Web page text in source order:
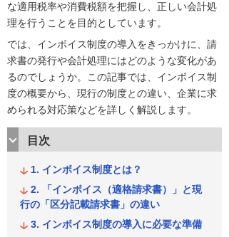
な適用税率や消費税額を把握し、正しい会計処
理を行うことを目的としています。
では、インボイス制度の導入をきっかけに、請
求書の発行や会計処理にはどのような変化があ
るのでしょうか。この記事では、インボイス制
度の概要から、現行の制度との違い、企業に求
められる対応策などを詳しく解説します。
目次
インボイス制度とは？
「インボイス（適格請求書）」と現
行の「区分記載請求書」の違い
インボイス制度の導入に必要な準備